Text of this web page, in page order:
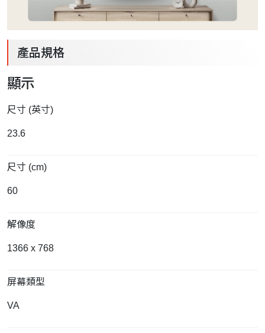
產品規格
顯示
尺寸 (英寸)
23.6
尺寸 (cm)
60
解像度
1366 x 768
屏幕類型
VA